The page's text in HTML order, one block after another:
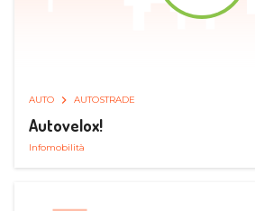
AUTO AUTOSTRADE
Autovelox!
Infomobilità